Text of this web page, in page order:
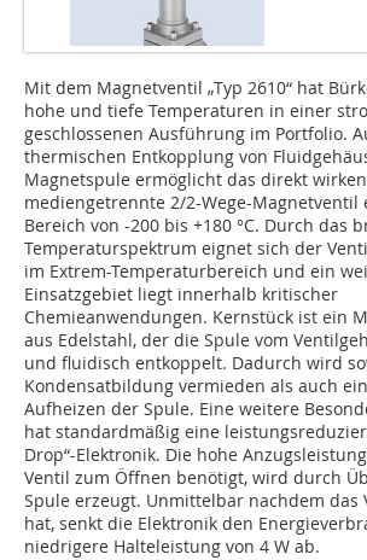
Mit dem Magnetventil „Typ 2610“ hat
hohe und tiefe Temperaturen in einer
geschlossenen Ausführung im Portfolio.
thermischen Entkopplung von
Magnetspule ermöglicht das direkt
mediengetrennte 2/2-Wege-Magnetventil
Bereich von -200 bis +180 °C. Durch das
Temperaturspektrum eignet sich der
im Extrem-Temperaturbereich und ein
Einsatzgebiet liegt innerhalb kritischer
Chemieanwendungen. Kernstück ist ein
aus Edelstahl, der die Spule vom
und fluidisch entkoppelt. Dadurch wird
Kondensatbildung vermieden als auch
Aufheizen der Spule. Eine weitere
hat standardmäßig eine
Drop“-Elektronik. Die hohe
Ventil zum Öffnen benötigt, wird durch
Spule erzeugt. Unmittelbar nachdem das
hat, senkt die Elektronik den
niedrigere Halteleistung von 4 W ab.